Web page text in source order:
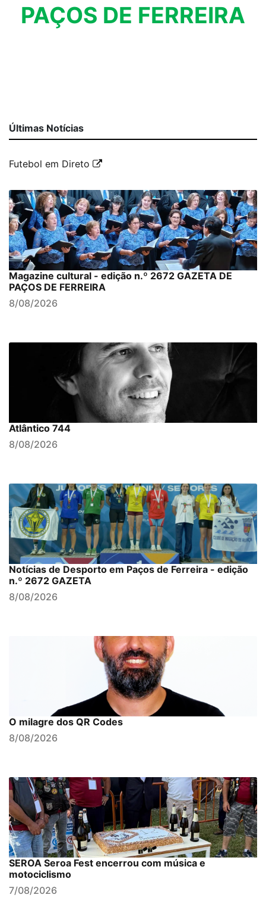
PAÇOS DE FERREIRA
Últimas Notícias
Futebol em Direto
Magazine cultural - edição n.º 2672 GAZETA DE
PAÇOS DE FERREIRA
8/08/2026
Atlântico 744
8/08/2026
Notícias de Desporto em Paços de Ferreira - edição
n.º 2672 GAZETA
8/08/2026
O milagre dos QR Codes
8/08/2026
SEROA Seroa Fest encerrou com música e
motociclismo
7/08/2026